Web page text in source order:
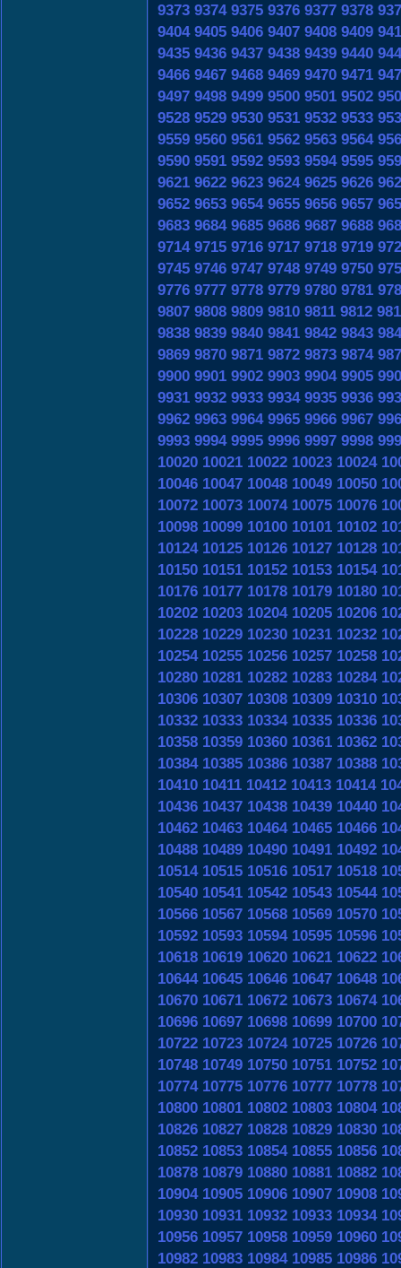
9373 9374 9375 9376 9377 9378
9404 9405 9406 9407 9408 9409
9435 9436 9437 9438 9439 9440
9466 9467 9468 9469 9470 9471
9497 9498 9499 9500 9501 9502
9528 9529 9530 9531 9532 9533
9559 9560 9561 9562 9563 9564
9590 9591 9592 9593 9594 9595
9621 9622 9623 9624 9625 9626
9652 9653 9654 9655 9656 9657
9683 9684 9685 9686 9687 9688
9714 9715 9716 9717 9718 9719
9745 9746 9747 9748 9749 9750
9776 9777 9778 9779 9780 9781
9807 9808 9809 9810 9811 9812
9838 9839 9840 9841 9842 9843
9869 9870 9871 9872 9873 9874
9900 9901 9902 9903 9904 9905
9931 9932 9933 9934 9935 9936
9962 9963 9964 9965 9966 9967
9993 9994 9995 9996 9997 9998
10020 10021 10022 10023 10024
10046 10047 10048 10049 10050
10072 10073 10074 10075 10076
10098 10099 10100 10101 10102
10124 10125 10126 10127 10128
10150 10151 10152 10153 10154
10176 10177 10178 10179 10180
10202 10203 10204 10205 10206
10228 10229 10230 10231 10232
10254 10255 10256 10257 10258
10280 10281 10282 10283 10284
10306 10307 10308 10309 10310
10332 10333 10334 10335 10336
10358 10359 10360 10361 10362
10384 10385 10386 10387 10388
10410 10411 10412 10413 10414
10436 10437 10438 10439 10440
10462 10463 10464 10465 10466
10488 10489 10490 10491 10492
10514 10515 10516 10517 10518
10540 10541 10542 10543 10544
10566 10567 10568 10569 10570
10592 10593 10594 10595 10596
10618 10619 10620 10621 10622
10644 10645 10646 10647 10648
10670 10671 10672 10673 10674
10696 10697 10698 10699 10700
10722 10723 10724 10725 10726
10748 10749 10750 10751 10752
10774 10775 10776 10777 10778
10800 10801 10802 10803 10804
10826 10827 10828 10829 10830
10852 10853 10854 10855 10856
10878 10879 10880 10881 10882
10904 10905 10906 10907 10908
10930 10931 10932 10933 10934
10956 10957 10958 10959 10960
10982 10983 10984 10985 10986